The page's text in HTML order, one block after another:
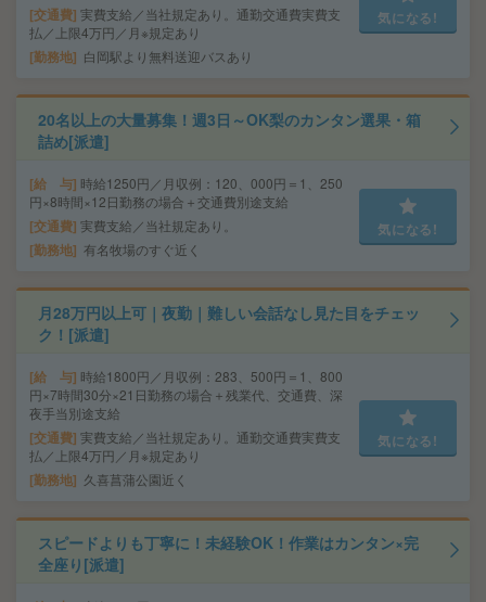
交通費 実費支給／当社規定あり。通勤交通費実費支
払／上限4万円／月※規定あり
勤務地 白岡駅より無料送迎バスあり
気になる!
20名以上の大量募集！週3日～OK梨のカンタン選果・箱
詰め[派遣]
給 与 時給1250円／月収例：120、000円＝1、250
円×8時間×12日勤務の場合＋交通費別途支給
交通費 実費支給／当社規定あり。
勤務地 有名牧場のすぐ近く
気になる!
月28万円以上可｜夜勤｜難しい会話なし見た目をチェッ
ク！[派遣]
給 与 時給1800円／月収例：283、500円＝1、800
円×7時間30分×21日勤務の場合＋残業代、交通費、深
夜手当別途支給
交通費 実費支給／当社規定あり。通勤交通費実費支
払／上限4万円／月※規定あり
勤務地 久喜菖蒲公園近く
気になる!
スピードよりも丁寧に！未経験OK！作業はカンタン×完
全座り[派遣]